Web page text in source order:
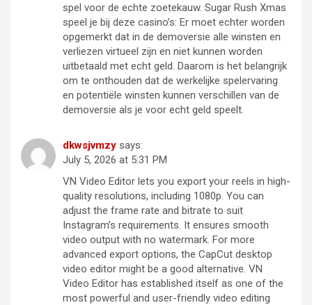
spel voor de echte zoetekauw. Sugar Rush Xmas
speel je bij deze casino’s: Er moet echter worden
opgemerkt dat in de demoversie alle winsten en
verliezen virtueel zijn en niet kunnen worden
uitbetaald met echt geld. Daarom is het belangrijk
om te onthouden dat de werkelijke spelervaring
en potentiële winsten kunnen verschillen van de
demoversie als je voor echt geld speelt.
dkwsjvmzy says:
July 5, 2026 at 5:31 PM
VN Video Editor lets you export your reels in high-
quality resolutions, including 1080p. You can
adjust the frame rate and bitrate to suit
Instagram’s requirements. It ensures smooth
video output with no watermark. For more
advanced export options, the CapCut desktop
video editor might be a good alternative. VN
Video Editor has established itself as one of the
most powerful and user-friendly video editing